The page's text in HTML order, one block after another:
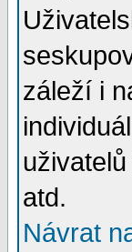
záleží i
atd.
Návrat